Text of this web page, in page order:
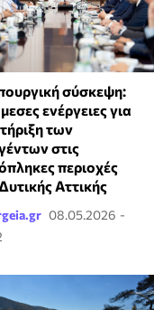
σύσκεψη:
ενέργειες για
των
στις
περιοχές
Αττικής
08.05.2026 -